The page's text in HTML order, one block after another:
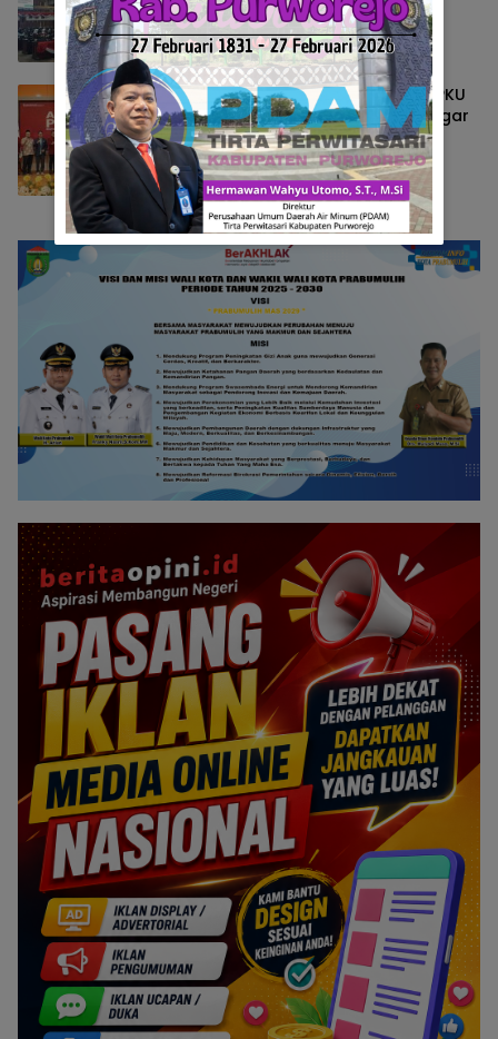
Berita Agustus 20, 2025
DPP IMM Gelar Akademi Politik di UMPKU
Surakarta, Dorong Generasi Muda Agar
Terjun Ke Dunia Politik
Berita Agustus 10, 2025